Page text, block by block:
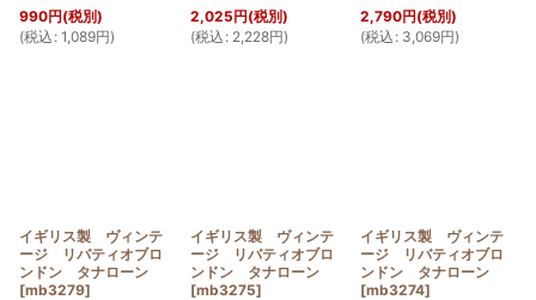
990円(税別)
(税込 : 1,089円)
2,025円(税別)
(税込 : 2,228円)
2,790円(税別)
(税込 : 3,069円)
イギリス製 ヴィンテ
ージ リバティオブロ
ンドン タナローン
[mb3279]
イギリス製 ヴィンテ
ージ リバティオブロ
ンドン タナローン
[mb3275]
イギリス製 ヴィンテ
ージ リバティオブロ
ンドン タナローン
[mb3274]